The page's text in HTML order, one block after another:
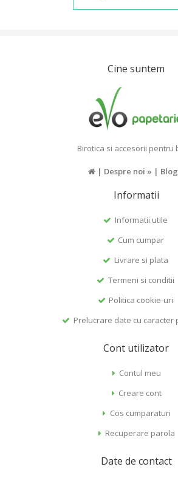
Cine suntem
Birotica si accesorii pentru
| Despre noi » |
Informatii
Informatii utile
Cum cumpar
Livrare si plata
Termeni si conditii
Politica cookie-uri
Prelucrare date cu caracter
Cont utilizator
Contul meu
Creare cont
Cos cumparaturi
Recuperare parola
Date de contact